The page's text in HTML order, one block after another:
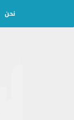
نحن